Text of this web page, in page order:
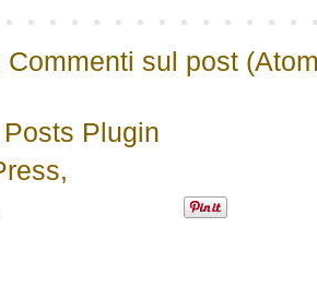
Commenti sul post